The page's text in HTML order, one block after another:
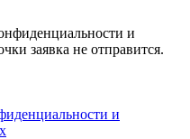
и
заявка не отправится.
и